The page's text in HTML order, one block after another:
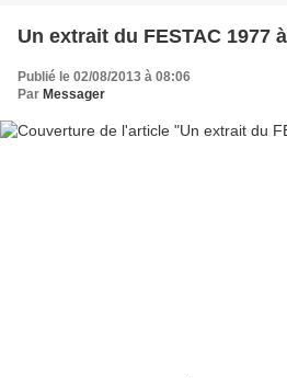
Un extrait du FESTAC 1977
Publié le 02/08/2013 à 08:06
Par Messager